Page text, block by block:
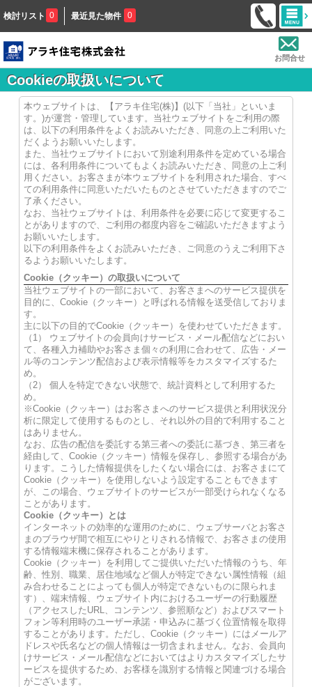
検討リスト 0 最近見た物件 0
お問合せ
Cookieの取扱いについて
本ウェブサイトは、【アラキ住宅(株)】(以下「当社」といいま
す。)が運営・管理しています。当社ウェブサイトをご利用の際
は、以下の利用条件をよくお読みいただき、同意の上ご利用いた
だくようお願いいたします。
また、当社ウェブサイトにおいて別途利用条件を定めている場合
には、各利用条件についてもよくお読みいただき、同意の上ご利
用ください。お客さまが本ウェブサイトを利用された場合、すべ
ての利用条件に同意いただいたものとさせていただきますのでご
了承ください。
なお、当社ウェブサイトは、利用条件を必要に応じて変更するこ
とがありますので、ご利用の都度内容をご確認いただきますよう
お願いいたします。
以下の利用条件をよくお読みいただき、ご同意のうえご利用下さ
るようお願いいたします。
Cookie（クッキー）の取扱いについて
当社ウェブサイトの一部において、お客さまへのサービス提供を
目的に、Cookie（クッキー）と呼ばれる情報を送受信しておりま
す。
主に以下の目的でCookie（クッキー）を使わせていただきます。
（1） ウェブサイトの会員向けサービス・メール配信などにおい
て、各種入力補助やお客さま個々の利用に合わせて、広告・メー
ル等のコンテンツ配信および表示情報等をカスタマイズするた
め。
（2） 個人を特定できない状態で、統計資料として利用するた
め。
※Cookie（クッキー）はお客さまへのサービス提供と利用状況分
析に限定して使用するものとし、それ以外の目的で利用すること
はありません。
なお、広告の配信を委託する第三者への委託に基づき、第三者を
経由して、Cookie（クッキー）情報を保存し、参照する場合があ
ります。こうした情報提供をしたくない場合には、お客さまにて
Cookie（クッキー）を使用しないよう設定することもできます
が、この場合、ウェブサイトのサービスが一部受けられなくなる
ことがあります。
Cookie（クッキー）とは
インターネットの効率的な運用のために、ウェブサーバとお客さ
まのブラウザ間で相互にやりとりされる情報で、お客さまの使用
する情報端末機に保存されることがあります。
Cookie（クッキー）を利用してご提供いただいた情報のうち、年
齢、性別、職業、居住地域など個人が特定できない属性情報（組
み合わせることによっても個人が特定できないものに限られま
す）、端末情報、ウェブサイト内におけるユーザーの行動履歴
（アクセスしたURL、コンテンツ、参照順など）およびスマート
フォン等利用時のユーザー承諾・申込みに基づく位置情報を取得
することがあります。ただし、Cookie（クッキー）にはメールア
ドレスや氏名などの個人情報は一切含まれません。なお、会員向
けサービス・メール配信などにおいてはよりカスタマイズしたサ
ービスを提供するため、お客様を識別する情報と関連づける場合
がございます。